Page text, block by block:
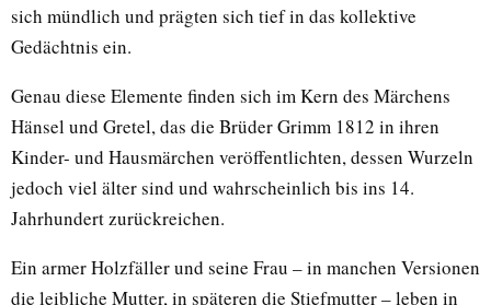
sich mündlich und prägten sich tief in das kollektive
Gedächtnis ein.
Genau diese Elemente finden sich im Kern des Märchens
Hänsel und Gretel, das die Brüder Grimm 1812 in ihren
Kinder- und Hausmärchen veröffentlichten, dessen Wurzeln
jedoch viel älter sind und wahrscheinlich bis ins 14.
Jahrhundert zurückreichen.
Ein armer Holzfäller und seine Frau – in manchen Versionen
die leibliche Mutter, in späteren die Stiefmutter – leben in